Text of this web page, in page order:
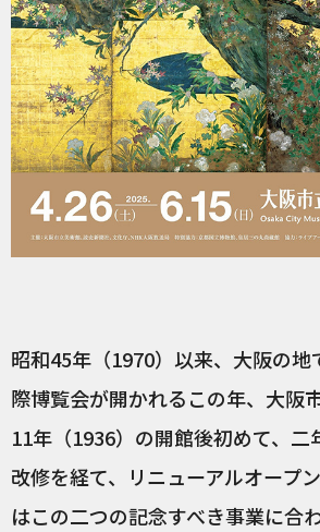
昭和45年（1970）以来、大阪の地
際博覧会が開かれるこの年、大阪
11年（1936）の開館後初めて、二
改修を経て、リニューアルオープ
はこの二つの記念すべき事業に合